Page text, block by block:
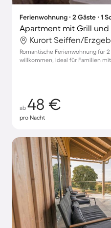
Ferienwohnung ∙ 2 Gäste ∙ 1
Apartment mit Grill und
Romantische Ferienwohnung für
willkommen, ideal für Familien
ab 48 €
pro Nacht